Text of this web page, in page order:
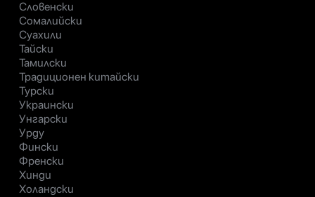
Словенски
Сомалийски
Суахили
Тайски
Тамилски
Традиционен китайски
Турски
Украински
Унгарски
Урду
Фински
Френски
Хинди
Холандски